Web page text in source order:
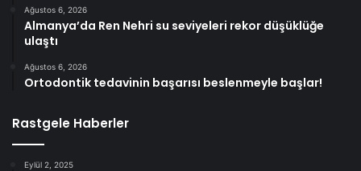
Ağustos 6, 2026
Almanya’da Ren Nehri su seviyeleri rekor düşüklüğe
ulaştı
Ağustos 6, 2026
Ortodontik tedavinin başarısı beslenmeyle başlar!
Rastgele Haberler
Eylül 2, 2025